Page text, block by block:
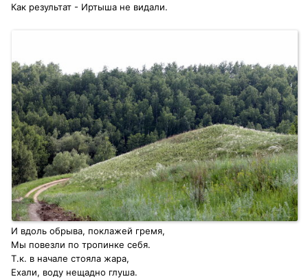
Как результат - Иртыша не видали.
И вдоль обрыва, поклажей гремя,
Мы повезли по тропинке себя.
Т.к. в начале стояла жара,
Ехали, воду нещадно глуша.